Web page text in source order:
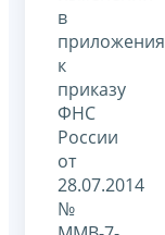
в
приложения
к
приказу
ФНС
России
от
28.07.2014
№